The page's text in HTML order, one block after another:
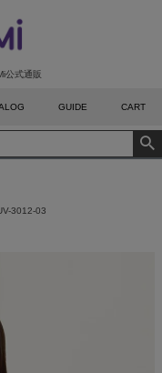
公式通販
GUIDE CART
3012-03